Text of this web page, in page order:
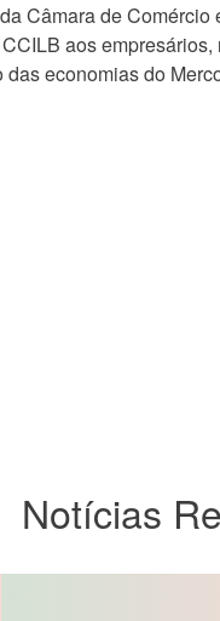
Câmara de
aos
economias do
Notícias